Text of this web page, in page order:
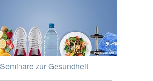
Seminare zur Gesundheit